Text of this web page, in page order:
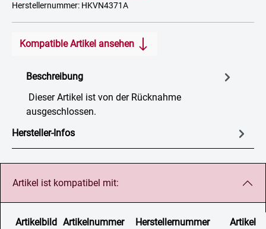
Herstellernummer: HKVN4371A
Kompatible Artikel ansehen
Beschreibung
Dieser Artikel ist von der Rücknahme
ausgeschlossen.
Hersteller-Infos
Artikel ist kompatibel mit:
Artikelbild Artikelnummer Herstellernummer Artikel